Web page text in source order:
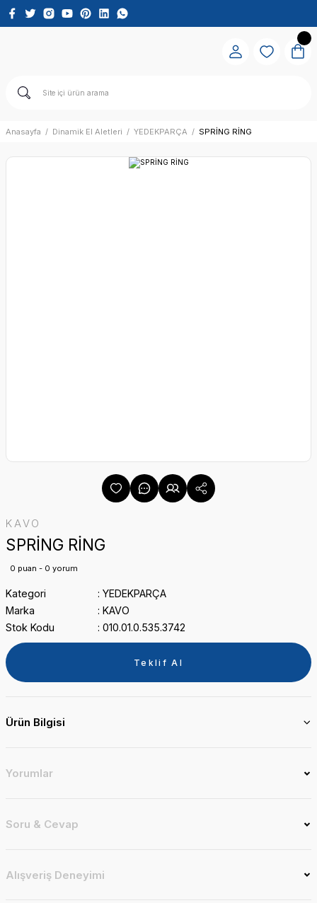
Anasayfa Dinamik El Aletleri YEDEKPARÇA SPRİNG RİNG
KAVO
SPRİNG RİNG
0 puan - 0 yorum
Kategori
YEDEKPARÇA
Marka
KAVO
Stok Kodu
010.01.0.535.3742
Teklif Al
Ürün Bilgisi
Yorumlar
Soru & Cevap
Alışveriş Deneyimi